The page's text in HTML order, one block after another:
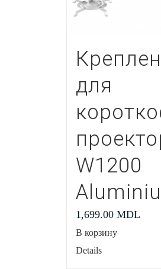
для
W1200
1,699.00 MDL
В корзину
Details